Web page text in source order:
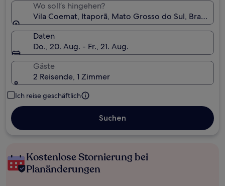
Wo soll’s hingehen?
Vila Coemat, Itaporã, Mato Grosso do Sul, Brasilien
Daten
Do., 20. Aug. - Fr., 21. Aug.
Gäste
2 Reisende, 1 Zimmer
Ich reise geschäftlich
Suchen
Kostenlose Stornierung bei
Planänderungen